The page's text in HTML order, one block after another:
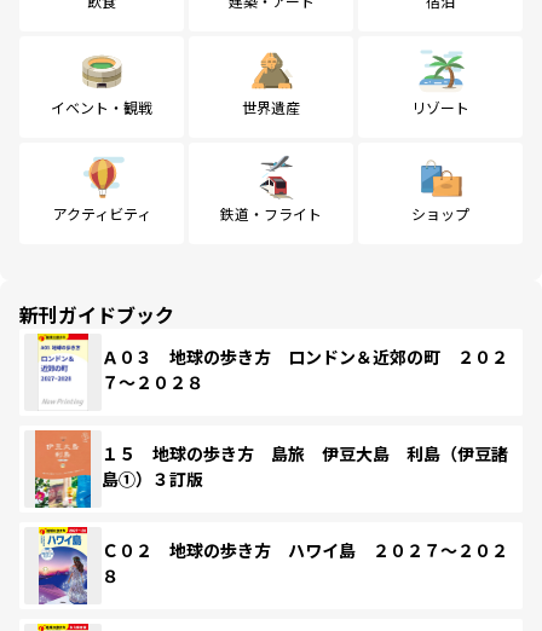
イベント・観戦 世界遺産 リゾート
アクティビティ 鉄道・フライト ショップ
新刊ガイドブック
Ａ０３ 地球の歩き方 ロンドン＆近郊の町 ２０２
７～２０２８
１５ 地球の歩き方 島旅 伊豆大島 利島（伊豆諸
島①）３訂版
Ｃ０２ 地球の歩き方 ハワイ島 ２０２７～２０２
８